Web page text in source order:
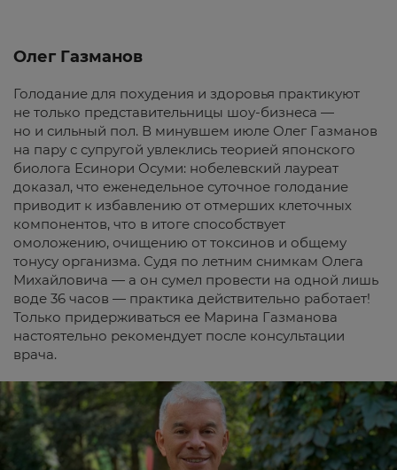
Олег Газманов
Голодание для похудения и здоровья практикуют
не только представительницы шоу-бизнеса —
но и сильный пол. В минувшем июле Олег Газманов
на пару с супругой увлеклись теорией японского
биолога Есинори Осуми: нобелевский лауреат
доказал, что еженедельное суточное голодание
приводит к избавлению от отмерших клеточных
компонентов, что в итоге способствует
омоложению, очищению от токсинов и общему
тонусу организма. Судя по летним снимкам Олега
Михайловича — а он сумел провести на одной лишь
воде 36 часов — практика действительно работает!
Только придерживаться ее Марина Газманова
настоятельно рекомендует после консультации
врача.